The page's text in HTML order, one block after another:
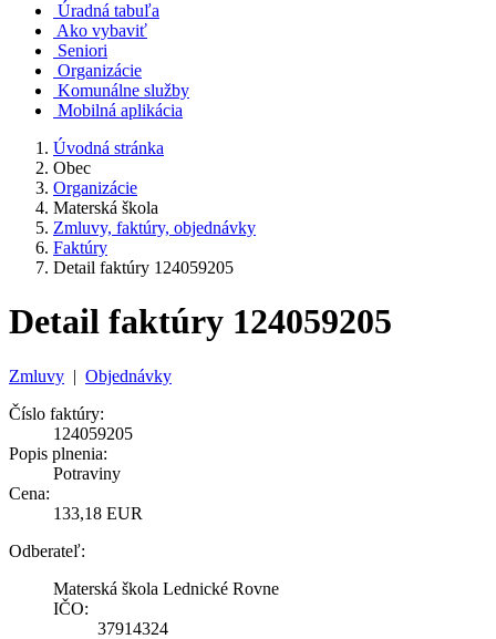
Úradná tabuľa
Ako vybaviť
Seniori
Organizácie
Komunálne služby
Mobilná aplikácia
Úvodná stránka
Obec
Organizácie
Materská škola
Zmluvy, faktúry, objednávky
Faktúry
Detail faktúry 124059205
Detail faktúry 124059205
Zmluvy | Objednávky
Číslo faktúry:
124059205
Popis plnenia:
Potraviny
Cena:
133,18 EUR
Odberateľ:
Materská škola Lednické Rovne
IČO:
37914324